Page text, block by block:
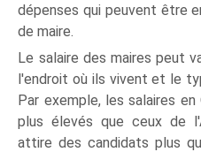
dépenses qui peuvent être
de maire.
Le salaire des maires peut
l'endroit où ils vivent et le
Par exemple, les salaires
plus élevés que ceux de
attire des candidats plus